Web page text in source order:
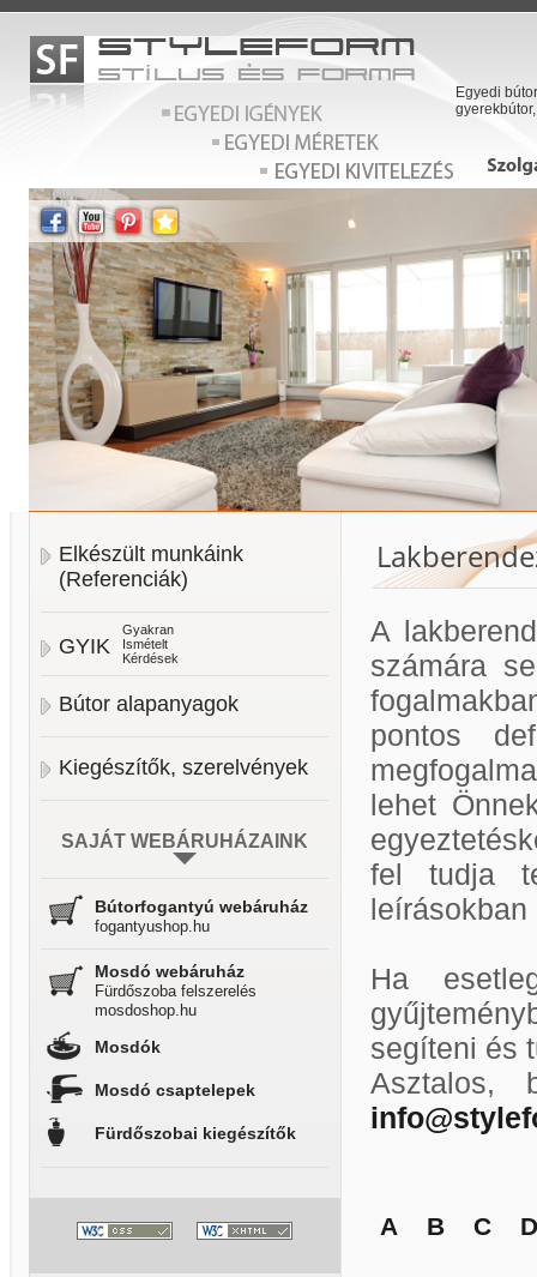
Egyedi
Elkészült munkáink
(Referenciák)
GYIK
Gyakran
Ismételt
Kérdések
Bútor alapanyagok
Kiegészítők, szerelvények
SAJÁT WEBÁRUHÁZAINK
Bútorfogantyú webáruház
fogantyushop.hu
Mosdó webáruház
Fürdőszoba felszerelés
mosdoshop.hu
Mosdók
Mosdó csaptelepek
Fürdőszobai kiegészítők
A
számára
pontos
lehet
fel tudja
Ha
segíteni és
Asztalos,
A B C D